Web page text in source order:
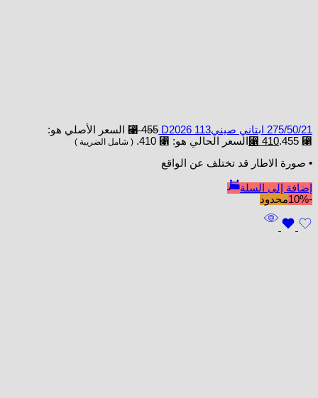
275/50/21 ابتاني صينيD2026 113 ⃁455
السعر الأصلي هو:
⃁ 455.
⃁ 410 السعر الحالي هو: ⃁ 410. ( شامل الضريبة )
• صورة الاطار قد تختلف عن الواقع
إضافة إلى السلة
-10%
محدود